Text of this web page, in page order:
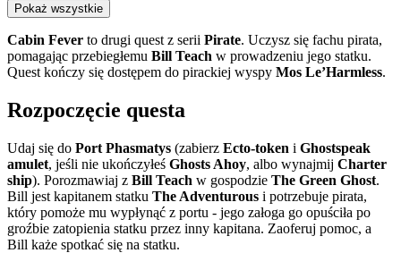
Pokaż wszystkie
Cabin Fever to drugi quest z serii Pirate. Uczysz się fachu pirata,
pomagając przebiegłemu Bill Teach w prowadzeniu jego statku.
Quest kończy się dostępem do pirackiej wyspy Mos Le’Harmless.
Rozpoczęcie questa
Udaj się do Port Phasmatys (zabierz Ecto-token i Ghostspeak
amulet, jeśli nie ukończyłeś Ghosts Ahoy, albo wynajmij Charter
ship). Porozmawiaj z Bill Teach w gospodzie The Green Ghost.
Bill jest kapitanem statku The Adventurous i potrzebuje pirata,
który pomoże mu wypłynąć z portu - jego załoga go opuściła po
groźbie zatopienia statku przez inny kapitana. Zaoferuj pomoc, a
Bill każe spotkać się na statku.